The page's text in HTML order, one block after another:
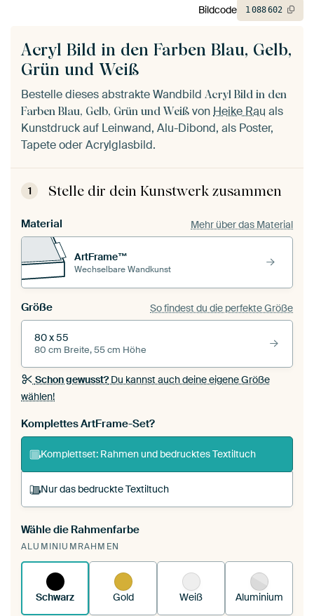
Acryl Bild in den Farben Blau, Gelb,
Grün und Weiß
Bestelle dieses abstrakte Wandbild Acryl Bild in den
Farben Blau, Gelb, Grün und Weiß vonHeike Rau als
Kunstdruck auf Leinwand, Alu-Dibond, als Poster,
Tapete oder Acrylglasbild.
1 Stelle dir dein Kunstwerk zusammen
Material Mehr über das Material
ArtFrame™
Wechselbare Wandkunst
Größe So findest du die perfekte Größe
80 x 55
80 cm Breite, 55 cm Höhe
Schon gewusst?Du kannst auch deine eigene Größe
wählen!
Komplettes ArtFrame-Set?
Komplettset: Rahmen und bedrucktes Textiltuch
Nur das bedruckte Textiltuch
Du spannst einen wechselbaren Textiltuch in
deinen vorhandenen ArtFrame™.
funktioniert es.
Wähle die Rahmenfarbe
ALUMINIUMRAHMEN
Schwarz Gold Weiß Aluminium
Bildcode 1088602